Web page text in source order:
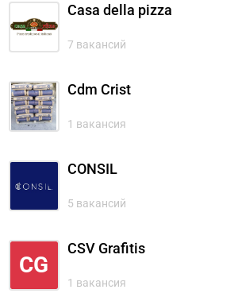
Casa della pizza
7 вакансий
Cdm Crist
1 вакансия
CONSIL
5 вакансий
CG
CSV Grafitis
1 вакансия